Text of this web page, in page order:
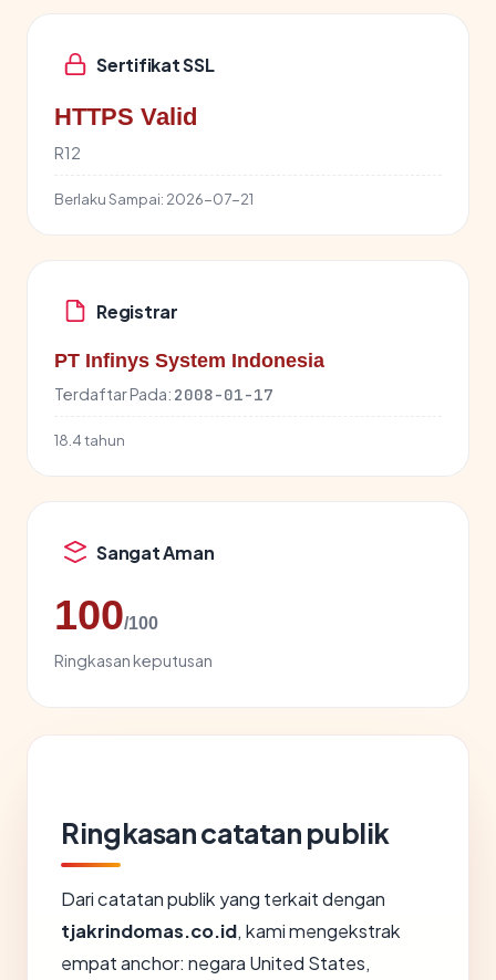
Sertifikat SSL
HTTPS Valid
R12
Berlaku Sampai: 2026-07-21
Registrar
PT Infinys System Indonesia
Terdaftar Pada: 2008-01-17
18.4 tahun
Sangat Aman
100/100
Ringkasan keputusan
Ringkasan catatan publik
Dari catatan publik yang terkait dengan
tjakrindomas.co.id, kami mengekstrak
empat anchor: negara United States,